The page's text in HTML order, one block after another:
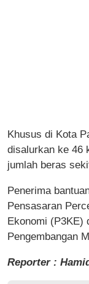
Khusus di Kota
disalurkan ke 46
jumlah beras
Penerima
Pensasaran
Ekonomi (P3KE)
Pengembangan
Reporter :